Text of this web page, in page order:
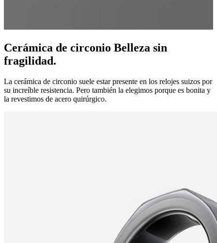
Cerámica de circonio Belleza sin
fragilidad.
La cerámica de circonio suele estar presente en los relojes suizos por
su increíble resistencia. Pero también la elegimos porque es bonita y
la revestimos de acero quirúrgico.